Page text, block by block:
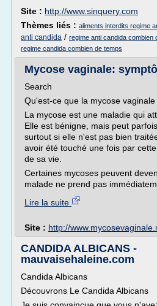
Site : http://www.sinquery.com
Thèmes liés : aliments interdits regime
anti candida / regime anti candida combien
regime candida combien de temps
Mycose vaginale:
Search
Qu'est-ce que la mycose vaginale
La mycose est une maladie qui
Elle est bénigne, mais peut
surtout si elle n'est pas bien
avoir été touché une fois par
de sa vie.
Certaines mycoses peuvent
malade ne prend pas
Lire la suite
Site : http://
CANDIDA ALBICANS -
mauvaisehaleine.com
Candida Albicans
Découvrons Le Candida Albicans